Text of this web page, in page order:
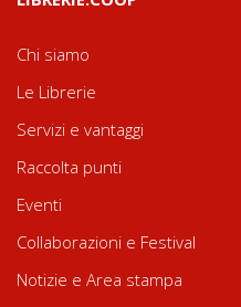
Chi siamo
Le Librerie
Servizi e vantaggi
Raccolta punti
Eventi
Collaborazioni e Festival
Notizie e Area stampa